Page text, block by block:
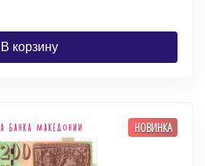
В корзину
НОВИНКА